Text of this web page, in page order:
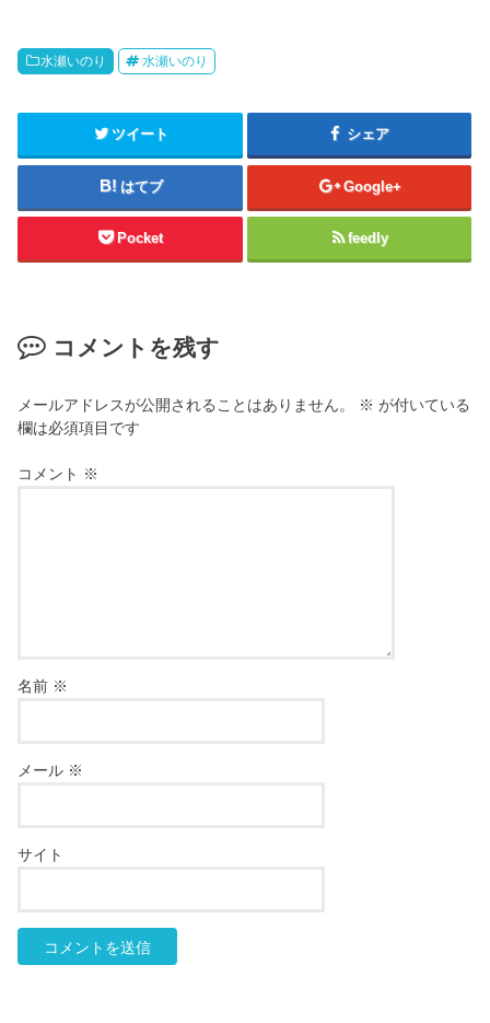
水瀬いのり 水瀬いのり
ツイート シェア
はてブ Google+
Pocket feedly
コメントを残す
メールアドレスが公開されることはありません。 ※ が付いている
欄は必須項目です
コメント ※
名前 ※
メール ※
サイト